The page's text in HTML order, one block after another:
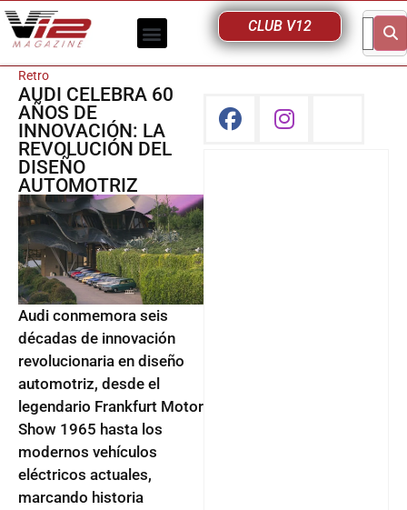
CLUB V12
Retro
AUDI CELEBRA 60
AÑOS DE
INNOVACIÓN: LA
REVOLUCIÓN DEL
DISEÑO
AUTOMOTRIZ
Audi conmemora seis
décadas de innovación
revolucionaria en diseño
automotriz, desde el
legendario Frankfurt Motor
Show 1965 hasta los
modernos vehículos
eléctricos actuales,
marcando historia